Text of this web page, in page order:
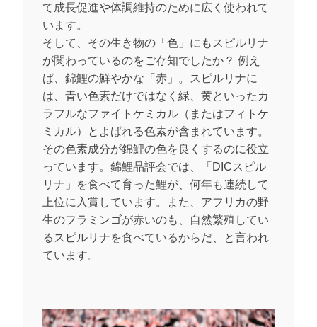
て成長促進や体調維持のために広く使われて
います。
そして、その生き物の「色」にもスピルリナ
が関わっているのをご存知でしたか？ 例え
ば、錦鯉の鮮やかな「赤」。スピルリナに
は、青い色素だけではなく緑、黄といったカ
ラフルなファイトケミカル（またはフィトケ
ミカル）とよばれる色素が含まれています。
その色素成分が錦鯉の色を良くするのに役立
っています。錦鯉品評会では、「DICスピル
リナ」を食べて育った鯉が、何年も連続して
上位に入賞しています。また、アフリカの野
生のフラミンゴが赤いのも、自然繁殖してい
るスピルリナを食べているからだ、と言われ
ています。